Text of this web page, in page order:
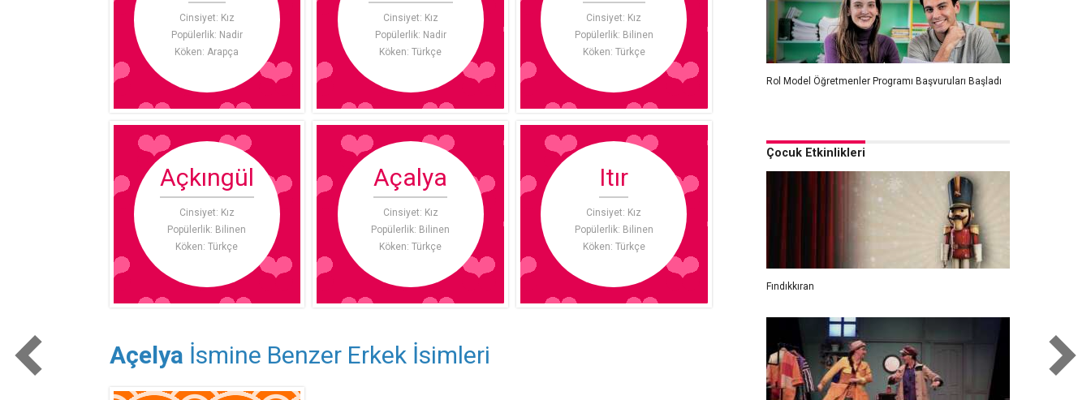
Cinsiyet: Kız
Popülerlik: Nadir
Köken: Arapça
Cinsiyet: Kız
Popülerlik: Nadir
Köken: Türkçe
Cinsiyet: Kız
Popülerlik: Bilinen
Köken: Türkçe
Açkıngül
Cinsiyet: Kız
Popülerlik: Bilinen
Köken: Türkçe
Açalya
Cinsiyet: Kız
Popülerlik: Bilinen
Köken: Türkçe
Itır
Cinsiyet: Kız
Popülerlik: Bilinen
Köken: Türkçe
Açelya İsmine Benzer Erkek İsimleri
Rol Model Öğretmenler Programı Başvuruları Başladı
Çocuk Etkinlikleri
Fındıkkıran